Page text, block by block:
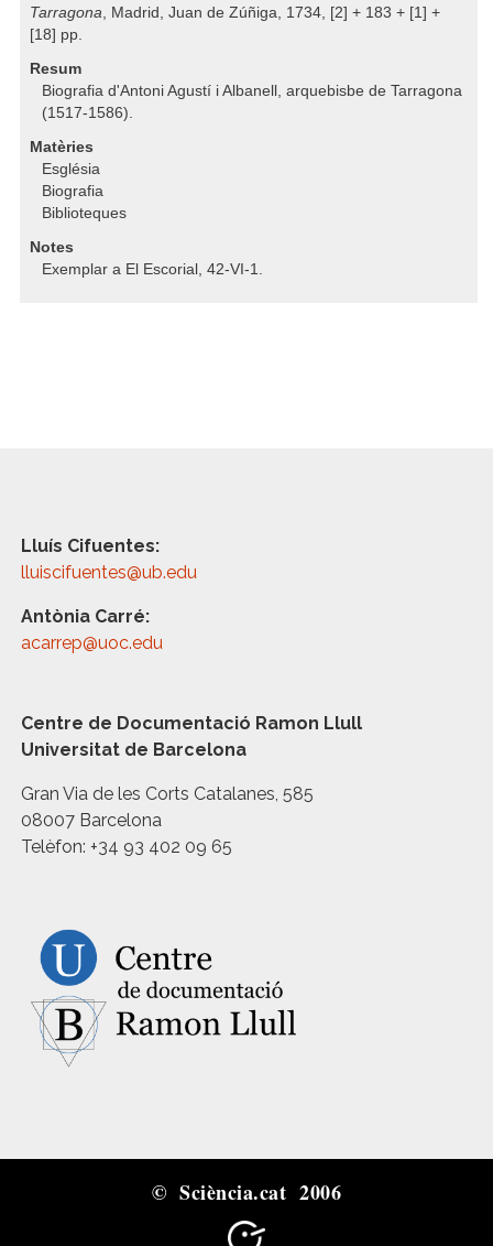
Tarragona, Madrid, Juan de Zúñiga, 1734, [2] + 183 + [1] +
[18] pp.
Resum
Biografia d'Antoni Agustí i Albanell, arquebisbe de Tarragona
(1517-1586).
Matèries
Església
Biografia
Biblioteques
Notes
Exemplar a El Escorial, 42-VI-1.
Lluís Cifuentes:
lluiscifuentes@ub.edu
Antònia Carré:
acarrep@uoc.edu
Centre de Documentació Ramon Llull
Universitat de Barcelona
Gran Via de les Corts Catalanes, 585
08007 Barcelona
Telèfon: +34 93 402 09 65
© Sciència.cat 2006